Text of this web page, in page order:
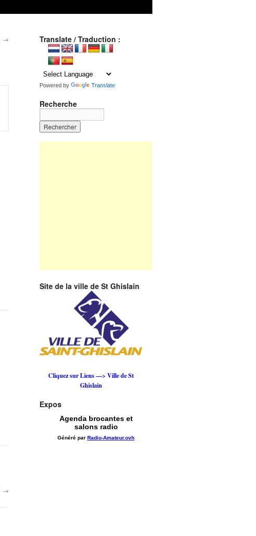
→
→
Translate / Traduction :
Powered by Translate
Recherche
Site de la ville de St Ghislain
Cliquez sur Liens —> Ville de St
Ghislain
Expos